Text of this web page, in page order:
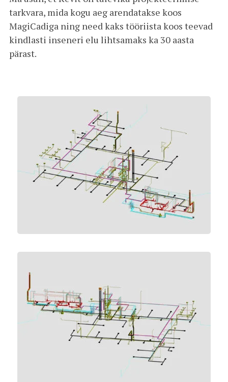
tarkvara, mida kogu aeg arendatakse koos
MagiCadiga ning need kaks tööriista koos teevad
kindlasti inseneri elu lihtsamaks ka 30 aasta
pärast.